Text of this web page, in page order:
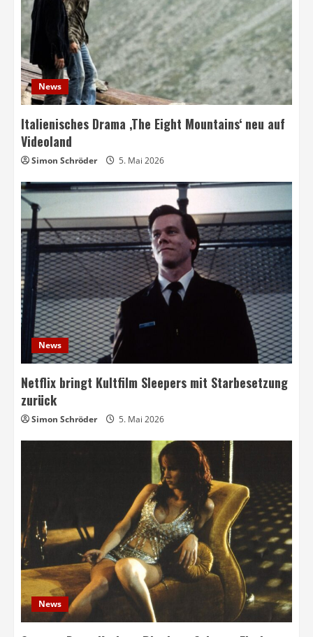
News
Italienisches Drama ‚The Eight Mountains‘ neu auf
Videoland
Simon Schröder 5. Mai 2026
News
Netflix bringt Kultfilm Sleepers mit Starbesetzung
zurück
Simon Schröder 5. Mai 2026
News